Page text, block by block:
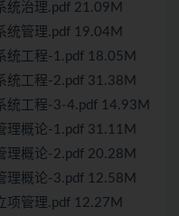
统治理.pdf 21.09M
统管理.pdf 19.04M
统工程-1.pdf 18.05M
统工程-2.pdf 31.38M
统工程-3-4.pdf 14.93M
理概论-1.pdf 31.11M
理概论-2.pdf 20.28M
理概论-3.pdf 12.58M
项管理.pdf 12.27M